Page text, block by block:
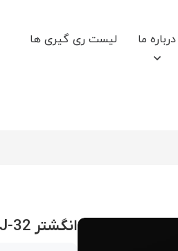
درباره ما لیست ری گیری ها
انگشتر R-J-32